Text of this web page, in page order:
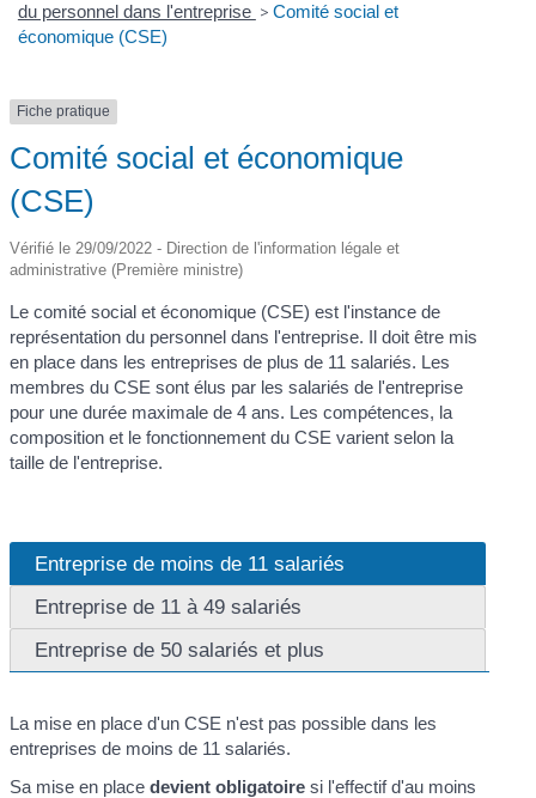
du personnel dans l'entreprise > Comité social et
économique (CSE)
Fiche pratique
Comité social et économique
(CSE)
Vérifié le 29/09/2022 - Direction de l'information légale et
administrative (Première ministre)
Le comité social et économique (CSE) est l'instance de
représentation du personnel dans l'entreprise. Il doit être mis
en place dans les entreprises de plus de 11 salariés. Les
membres du CSE sont élus par les salariés de l'entreprise
pour une durée maximale de 4 ans. Les compétences, la
composition et le fonctionnement du CSE varient selon la
taille de l'entreprise.
Entreprise de moins de 11 salariés
Entreprise de 11 à 49 salariés
Entreprise de 50 salariés et plus
La mise en place d'un CSE n'est pas possible dans les
entreprises de moins de 11 salariés.
Sa mise en placedevient obligatoire si l'effectif d'au moins